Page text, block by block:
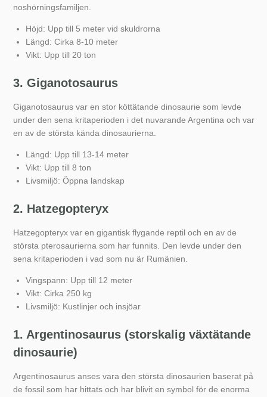
noshörningsfamiljen.
Höjd: Upp till 5 meter vid skuldrorna
Längd: Cirka 8-10 meter
Vikt: Upp till 20 ton
3. Giganotosaurus
Giganotosaurus var en stor köttätande dinosaurie som levde
under den sena kritaperioden i det nuvarande Argentina och var
en av de största kända dinosaurierna.
Längd: Upp till 13-14 meter
Vikt: Upp till 8 ton
Livsmiljö: Öppna landskap
2. Hatzegopteryx
Hatzegopteryx var en gigantisk flygande reptil och en av de
största pterosaurierna som har funnits. Den levde under den
sena kritaperioden i vad som nu är Rumänien.
Vingspann: Upp till 12 meter
Vikt: Cirka 250 kg
Livsmiljö: Kustlinjer och insjöar
1. Argentinosaurus (storskalig växtätande
dinosaurie)
Argentinosaurus anses vara den största dinosaurien baserat på
de fossil som har hittats och har blivit en symbol för de enorma